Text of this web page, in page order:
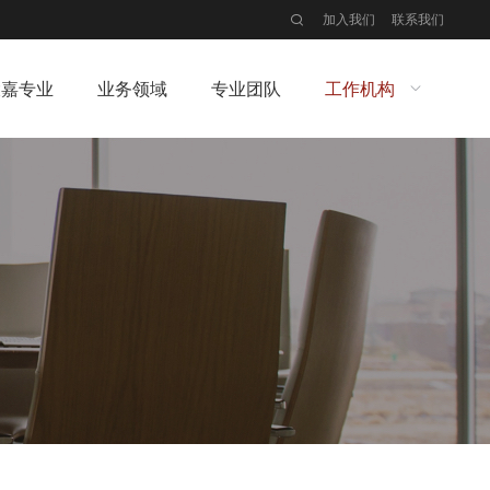
加入我们 联系我们
专业 业务领域 专业团队 工作机构